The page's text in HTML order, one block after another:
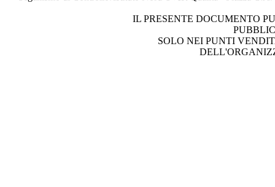
IL PRESENTE DOCUMENTO
SOLO NEI PUNTI